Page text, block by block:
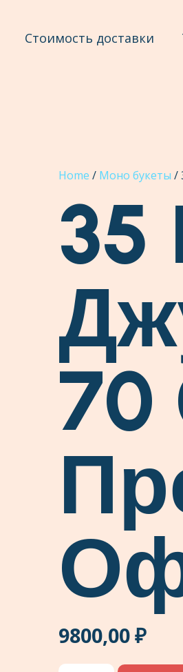
Стоимость доставки
Home / Моно букеты /
35
9800,00₽